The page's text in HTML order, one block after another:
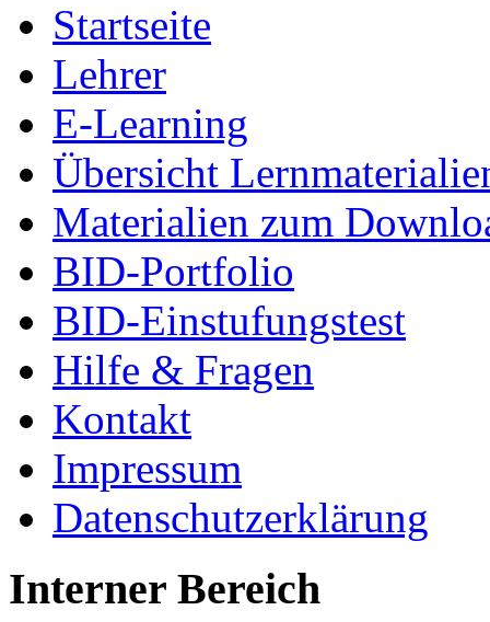
Startseite
Lehrer
E-Learning
Übersicht
Materialien zum
BID-Portfolio
BID-Einstufungstest
Hilfe & Fragen
Kontakt
Impressum
Datenschutzerklärung
Interner Bereich